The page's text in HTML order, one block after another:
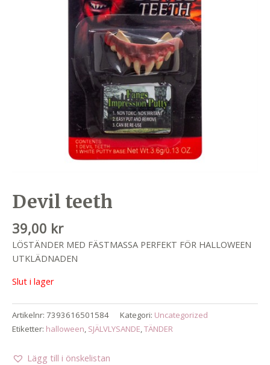
Devil teeth
39,00 kr
LÖSTÄNDER MED FÄSTMASSA PERFEKT FÖR HALLOWEEN
UTKLÄDNADEN
Slut i lager
Artikelnr: 7393616501584 Kategori: Uncategorized
Etiketter: halloween SJÄLVLYSANDE TÄNDER
Lägg till i önskelistan